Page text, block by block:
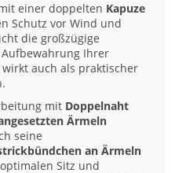
einer doppelten Kapuze
Schutz vor Wind und
die großzügige
Ihrer
auch als praktischer
mit Doppelnaht
Ärmeln
seine
an Ärmeln
Sitz und